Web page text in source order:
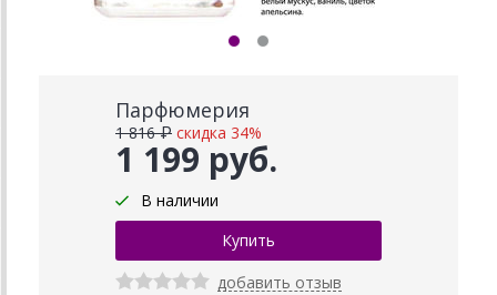
Парфюмерия
1 199 руб.
1 816 ₽ скидка 34%
В наличии
добавить отзыв